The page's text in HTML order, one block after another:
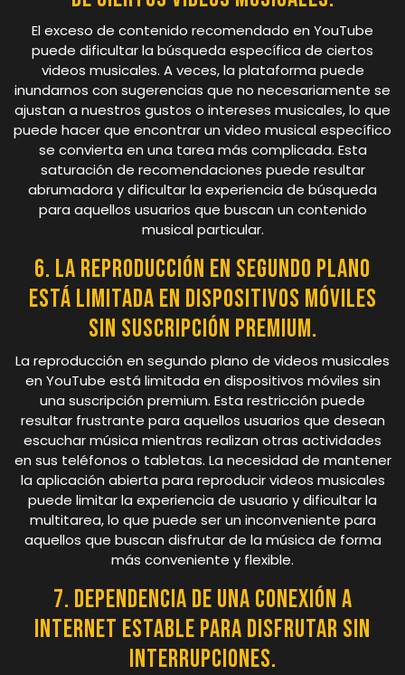
El exceso de contenido recomendado en YouTube
puede dificultar la búsqueda específica de ciertos
videos musicales. A veces, la plataforma puede
inundarnos con sugerencias que no necesariamente se
ajustan a nuestros gustos o intereses musicales, lo que
puede hacer que encontrar un video musical específico
se convierta en una tarea más complicada. Esta
saturación de recomendaciones puede resultar
abrumadora y dificultar la experiencia de búsqueda
para aquellos usuarios que buscan un contenido
musical particular.
6. La reproducción en segundo plano
está limitada en dispositivos móviles
sin suscripción premium.
La reproducción en segundo plano de videos musicales
en YouTube está limitada en dispositivos móviles sin
una suscripción premium. Esta restricción puede
resultar frustrante para aquellos usuarios que desean
escuchar música mientras realizan otras actividades
en sus teléfonos o tabletas. La necesidad de mantener
la aplicación abierta para reproducir videos musicales
puede limitar la experiencia de usuario y dificultar la
multitarea, lo que puede ser un inconveniente para
aquellos que buscan disfrutar de la música de forma
más conveniente y flexible.
7. Dependencia de una conexión a
internet estable para disfrutar sin
interrupciones.